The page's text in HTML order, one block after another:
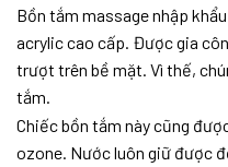
Bồn tắm massage nhập
acrylic cao cấp. Được gia
trượt trên bề mặt. Vì thế,
tắm.
Chiếc bồn tắm này cũng
ozone. Nước luôn giữ được